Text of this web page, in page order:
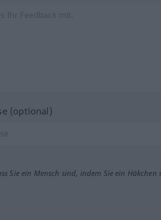
(optional)
Sie ein Mensch sind, indem Sie ein Häkchen